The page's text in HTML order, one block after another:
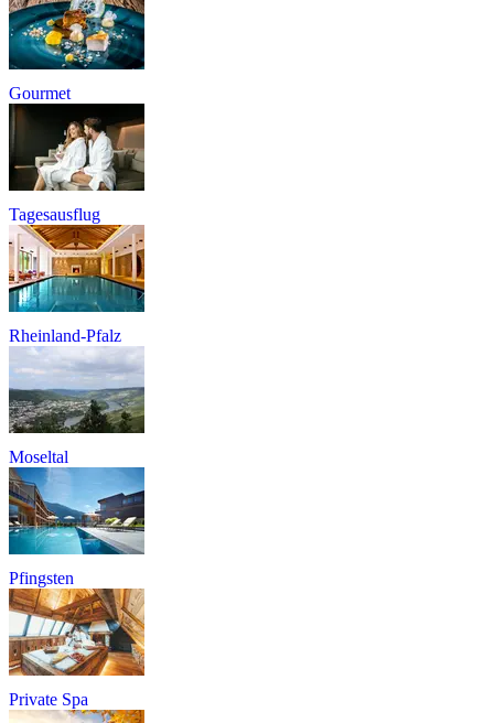
Gourmet
Tagesausflug
Rheinland-Pfalz
Moseltal
Pfingsten
Private Spa